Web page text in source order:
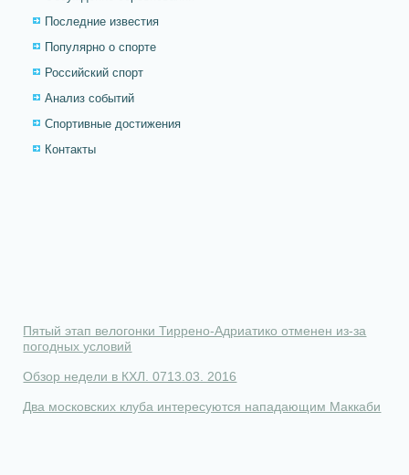
Последние известия
Популярно о спорте
Российский спорт
Анализ событий
Спортивные достижения
Контакты
Пятый этап велогонки Тиррено-Адриатико отменен из-за
погодных условий
Обзор недели в КХЛ. 0713.03. 2016
Два московских клуба интересуются нападающим Маккаби